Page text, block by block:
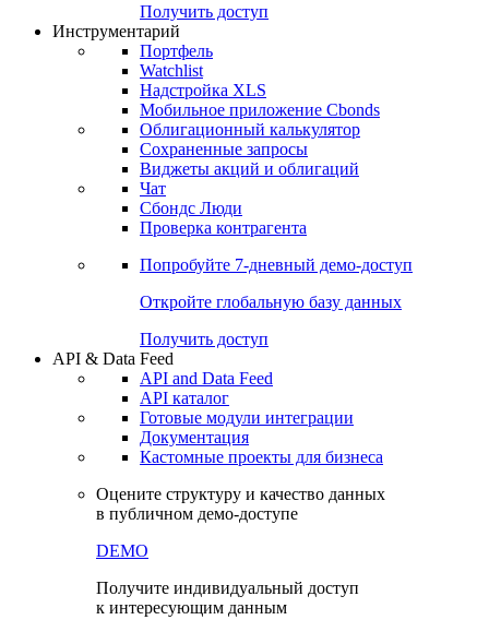
Получить доступ
Инструментарий
Портфель
Watchlist
Надстройка XLS
Мобильное приложение Cbonds
Облигационный калькулятор
Сохраненные запросы
Виджеты акций и облигаций
Чат
Сбондс Люди
Проверка контрагента
Попробуйте 7-дневный демо-доступ
Откройте глобальную базу данных
Получить доступ
API & Data Feed
API and Data Feed
API каталог
Готовые модули интеграции
Документация
Кастомные проекты для бизнеса
Оцените структуру и качество данных
в публичном демо-доступе
DEMO
Получите индивидуальный доступ
к интересующим данным